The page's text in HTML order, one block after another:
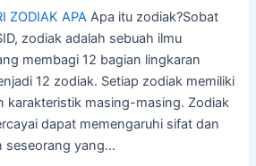
ZODIAK APA Apa itu zodiak?Sobat
zodiak adalah sebuah ilmu
membagi 12 bagian lingkaran
12 zodiak. Setiap zodiak memiliki
karakteristik masing-masing. Zodiak
dapat memengaruhi sifat dan
seseorang yang…